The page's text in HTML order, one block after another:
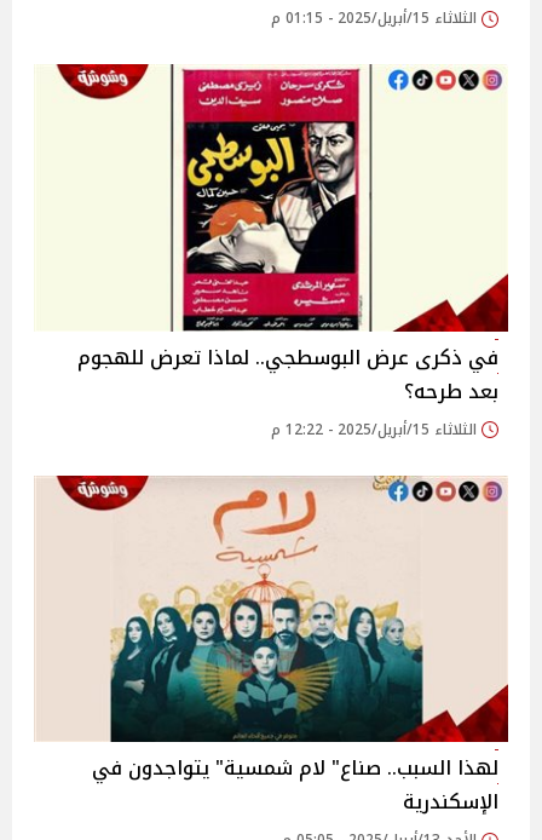
الثلاثاء 15/أبريل/2025 - 01:15 م
في ذكرى عرض البوسطجي.. لماذا تعرض للهجوم
بعد طرحه؟
الثلاثاء 15/أبريل/2025 - 12:22 م
لهذا السبب.. صناع" لام شمسية" يتواجدون في
الإسكندرية